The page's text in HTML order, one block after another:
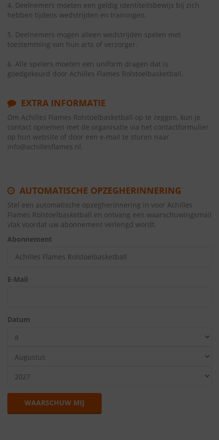
4. Deelnemers moeten een geldig identiteitsbewijs bij zich
hebben tijdens wedstrijden en trainingen.
5. Deelnemers mogen alleen wedstrijden spelen met
toestemming van hun arts of verzorger.
6. Alle spelers moeten een uniform dragen dat is
goedgekeurd door Achilles Flames Rolstoelbasketball.
EXTRA INFORMATIE
Om Achilles Flames Rolstoelbasketball op te zeggen, kun je
contact opnemen met de organisatie via het contactformulier
op hun website of door een e-mail te sturen naar
info@achillesflames.nl.
AUTOMATISCHE OPZEGHERINNERING
Stel een automatische opzegherinnering in voor Achilles
Flames Rolstoelbasketball en ontvang een waarschuwingsmail
vlak voordat uw abonnement verlengd wordt.
Abonnement
E-Mail
Datum
WAARSCHUW MIJ